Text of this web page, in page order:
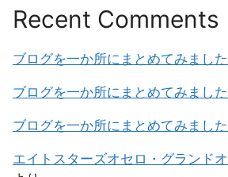
Recent Comments
ブログを一か所にまとめてみました
ブログを一か所にまとめてみました
ブログを一か所にまとめてみました
エイトスターズオセロ・グランド